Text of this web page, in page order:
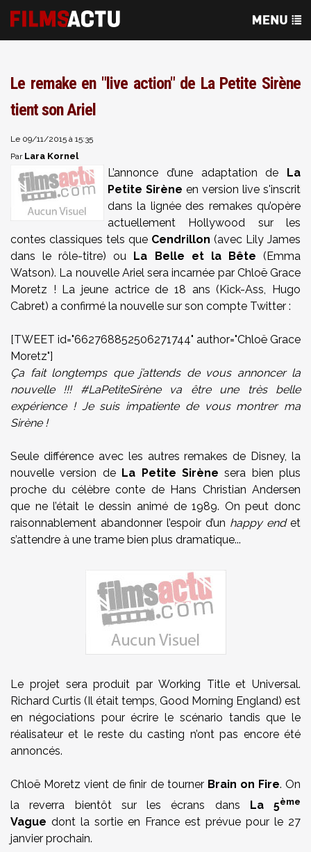
Le remake en "live action" de La Petite Sirène
tient son Ariel
Le 09/11/2015 à 15:35
Par Lara Kornel
L’annonce d’une adaptation de La
Petite Sirène en version live s'inscrit
dans la lignée des remakes qu’opère
actuellement Hollywood sur les
contes classiques tels que Cendrillon (avec Lily James
dans le rôle-titre) ou La Belle et la Bête (Emma
Watson). La nouvelle Ariel sera incarnée par Chloë Grace
Moretz ! La jeune actrice de 18 ans (Kick-Ass, Hugo
Cabret) a confirmé la nouvelle sur son compte Twitter :
[TWEET id="662768852506271744" author="Chloë Grace
Moretz"]
Ça fait longtemps que j’attends de vous annoncer la
nouvelle !!! #LaPetiteSirène va être une très belle
expérience ! Je suis impatiente de vous montrer ma
Sirène !
Seule différence avec les autres remakes de Disney, la
nouvelle version de La Petite Sirène sera bien plus
proche du célèbre conte de Hans Christian Andersen
que ne l’était le dessin animé de 1989. On peut donc
raisonnablement abandonner l’espoir d’un happy endet
s’attendre à une trame bien plus dramatique...
Le projet sera produit par Working Title et Universal.
Richard Curtis (Il était temps, Good Morning England) est
en négociations pour écrire le scénario tandis que le
réalisateur et le reste du casting n’ont pas encore été
annoncés.
Chloë Moretz vient de finir de tournerBrain on Fire. On
la reverra bientôt sur les écrans dans
La 5ème
Vague dont la sortie en France est prévue pour le 27
janvier prochain.